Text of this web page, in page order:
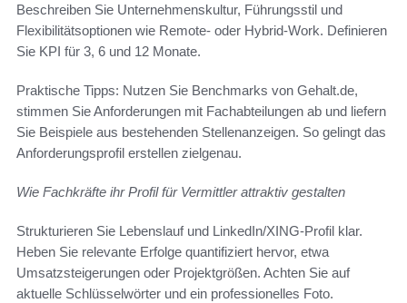
Beschreiben Sie Unternehmenskultur, Führungsstil und
Flexibilitätsoptionen wie Remote- oder Hybrid-Work. Definieren
Sie KPI für 3, 6 und 12 Monate.
Praktische Tipps: Nutzen Sie Benchmarks von Gehalt.de,
stimmen Sie Anforderungen mit Fachabteilungen ab und liefern
Sie Beispiele aus bestehenden Stellenanzeigen. So gelingt das
Anforderungsprofil erstellen zielgenau.
Wie Fachkräfte ihr Profil für Vermittler attraktiv gestalten
Strukturieren Sie Lebenslauf und LinkedIn/XING-Profil klar.
Heben Sie relevante Erfolge quantifiziert hervor, etwa
Umsatzsteigerungen oder Projektgrößen. Achten Sie auf
aktuelle Schlüsselwörter und ein professionelles Foto.